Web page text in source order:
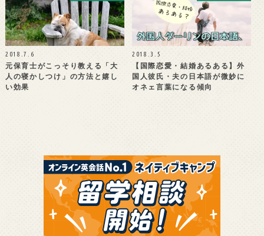
2018.7.6
元保育士がこっそり教える「大
人の寝かしつけ」の方法と嬉し
い効果
2018.3.5
【国際恋愛・結婚あるある】外
国人彼氏・夫の日本語が微妙に
オネェ言葉になる傾向